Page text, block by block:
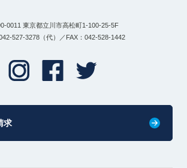
0011 東京都立川市高松町1-100-25-5F
527-3278（代）／FAX：042-528-1442
求